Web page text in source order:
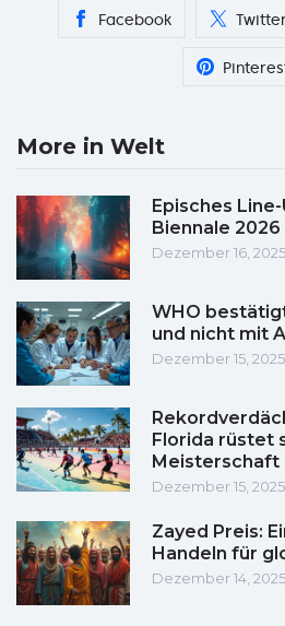
Facebook
More in Welt
Episches
Biennale
Dezember 16, 2025
WHO
und nicht mit
Dezember 15, 2025
Florida rüstet
Meisterschaft
Dezember 15, 2025
Zayed Preis:
Handeln für
Dezember 14, 2025